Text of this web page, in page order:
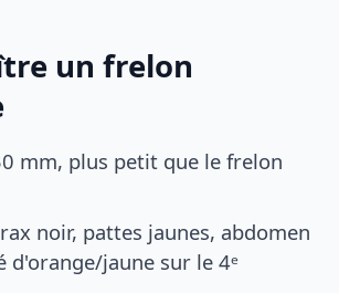
un frelon
mm, plus petit que le frelon
noir, pattes jaunes, abdomen
d'orange/jaune sur le 4ᵉ